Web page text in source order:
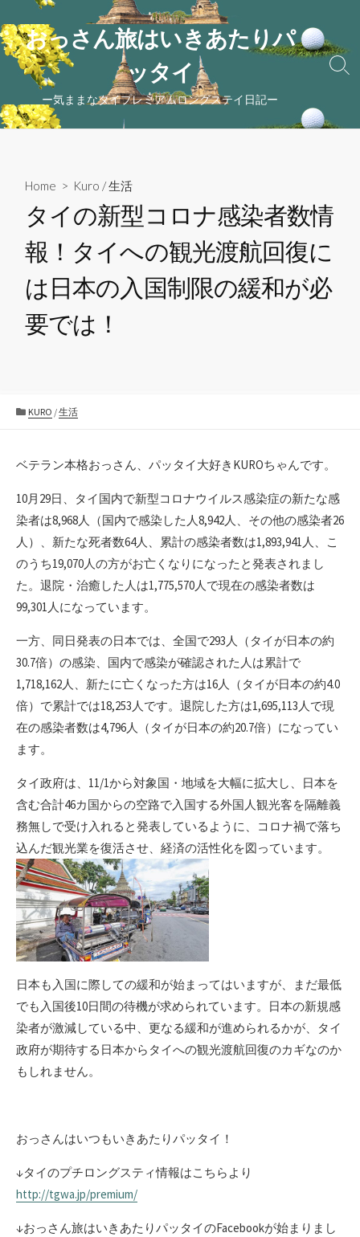
ン
テ
へ
ス
おっさん旅はいきあたりパ
ッタイ
ー気ままなタイプレミアムロングステイ日記ー
検
ル
Home > Kuro /生活
タイの新型コロナ感染者数情
報！タイへの観光渡航回復に
は日本の入国制限の緩和が必
要では！
カ
ー
KURO /生活
ベテラン本格おっさん、パッタイ大好きKUROちゃんです。
10月29日、タイ国内で新型コロナウイルス感染症の新たな感
染者は8,968人（国内で感染した人8,942人、その他の感染者26
人）、新たな死者数64人、累計の感染者数は1,893,941人、こ
のうち19,070人の方がお亡くなりになったと発表されまし
た。退院・治癒した人は1,775,570人で現在の感染者数は
99,301人になっています。
一方、同日発表の日本では、全国で293人（タイが日本の約
30.7倍）の感染、国内で感染が確認された人は累計で
1,718,162人、新たに亡くなった方は16人（タイが日本の約4.0
倍）で累計では18,253人です。退院した方は1,695,113人で現
在の感染者数は4,796人（タイが日本の約20.7倍）になってい
ます。
タイ政府は、11/1から対象国・地域を大幅に拡大し、日本を
含む合計46カ国からの空路で入国する外国人観光客を隔離義
務無しで受け入れると発表しているように、コロナ禍で落ち
込んだ観光業を復活させ、経済の活性化を図っています。
日本も入国に際しての緩和が始まってはいますが、まだ最低
でも入国後10日間の待機が求められています。日本の新規感
染者が激減している中、更なる緩和が進められるかが、タイ
政府が期待する日本からタイへの観光渡航回復のカギなのか
もしれません。
おっさんはいつもいきあたりパッタイ！
↓タイのプチロングスティ情報はこちらより
http://tgwa.jp/premium/
↓おっさん旅はいきあたりパッタイのFacebookが始まりまし